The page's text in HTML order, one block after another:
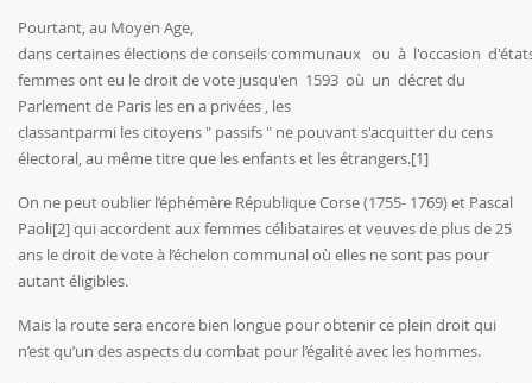
Pourtant, au Moyen Age,
dans certaines élections de conseils communaux ou à l'occasion
femmes ont eu le droit de vote jusqu'en 1593 où un décret du
Parlement de Paris les en a privées , les
classantparmi les citoyens " passifs " ne pouvant s'acquitter du cens
électoral, au même titre que les enfants et les étrangers.[1]
On ne peut oublier l’éphémère République Corse (1755- 1769) et Pascal
Paoli[2]qui accordent aux femmes célibataires et veuves de plus de 25
ans le droit de vote à l’échelon communal où elles ne sont pas pour
autant éligibles.
Mais la route sera encore bien longue pour obtenir ce plein droit qui
n’est qu’un des aspects du combat pour l’égalité avec les hommes.